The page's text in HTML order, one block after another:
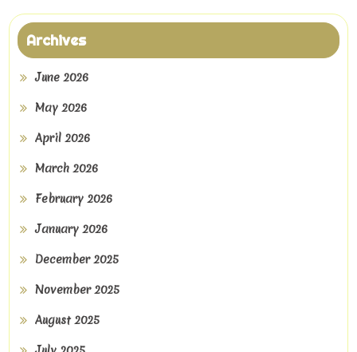
Archives
June 2026
May 2026
April 2026
March 2026
February 2026
January 2026
December 2025
November 2025
August 2025